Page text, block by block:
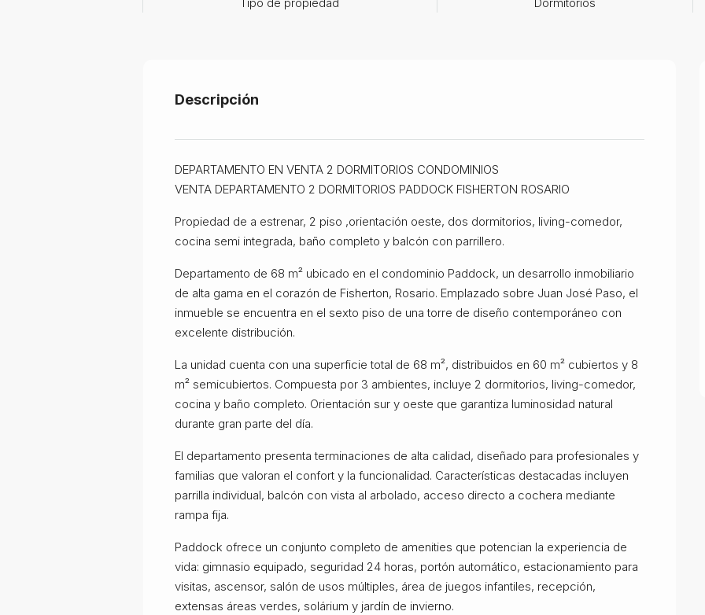
Tipo de propiedad Dormitorios
Descripción
DEPARTAMENTO EN VENTA 2 DORMITORIOS CONDOMINIOS
VENTA DEPARTAMENTO 2 DORMITORIOS PADDOCK FISHERTON ROSARIO
Propiedad de a estrenar, 2 piso ,orientación oeste, dos dormitorios, living-comedor,
cocina semi integrada, baño completo y balcón con parrillero.
Departamento de 68 m² ubicado en el condominio Paddock, un desarrollo inmobiliario
de alta gama en el corazón de Fisherton, Rosario. Emplazado sobre Juan José Paso, el
inmueble se encuentra en el sexto piso de una torre de diseño contemporáneo con
excelente distribución.
La unidad cuenta con una superficie total de 68 m², distribuidos en 60 m² cubiertos y 8
m² semicubiertos. Compuesta por 3 ambientes, incluye 2 dormitorios, living-comedor,
cocina y baño completo. Orientación sur y oeste que garantiza luminosidad natural
durante gran parte del día.
El departamento presenta terminaciones de alta calidad, diseñado para profesionales y
familias que valoran el confort y la funcionalidad. Características destacadas incluyen
parrilla individual, balcón con vista al arbolado, acceso directo a cochera mediante
rampa fija.
Paddock ofrece un conjunto completo de amenities que potencian la experiencia de
vida: gimnasio equipado, seguridad 24 horas, portón automático, estacionamiento para
visitas, ascensor, salón de usos múltiples, área de juegos infantiles, recepción,
extensas áreas verdes, solárium y jardín de invierno.